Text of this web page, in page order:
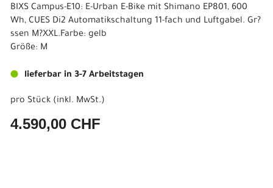
BIXS Campus-E10: E-Urban E-Bike mit Shimano EP801, 600
Wh, CUES Di2 Automatikschaltung 11-fach und Luftgabel. Gr?
ssen M?XXL.Farbe: gelb
Größe: M
lieferbar in 3-7 Arbeitstagen
pro Stück (inkl. MwSt.)
4.590,00 CHF